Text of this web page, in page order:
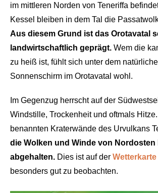
im mittleren Norden von Teneriffa
Kessel bleiben in dem Tal die
Aus diesem Grund ist das Orotavatal
landwirtschaftlich geprägt. Wem die
zu heiß ist, fühlt sich unter dem
Sonnenschirm im Orotavatal wohl.
Im Gegenzug herrscht auf der
Windstille, Trockenheit und oftmals
benannten Kraterwände des Urvulkans
die Wolken und Winde von Nordosten
abgehalten. Dies ist auf der
besonders gut zu beobachten.